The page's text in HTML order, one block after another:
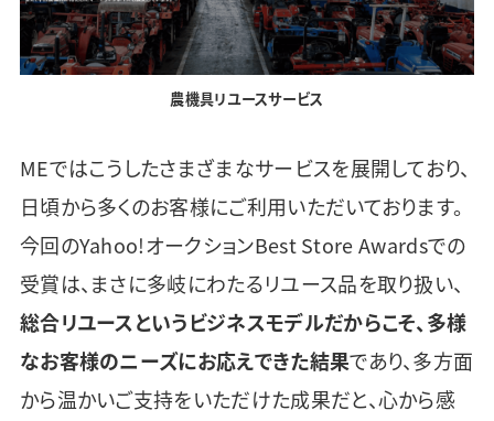
農機具リユースサービス
MEではこうしたさまざまなサービスを展開しており、
日頃から多くのお客様にご利用いただいております。
今回のYahoo!オークションBest Store Awardsでの
受賞は、まさに多岐にわたるリユース品を取り扱い、
総合リユースというビジネスモデルだからこそ、多様
なお客様のニーズにお応えできた結果であり、多方面
から温かいご支持をいただけた成果だと、心から感